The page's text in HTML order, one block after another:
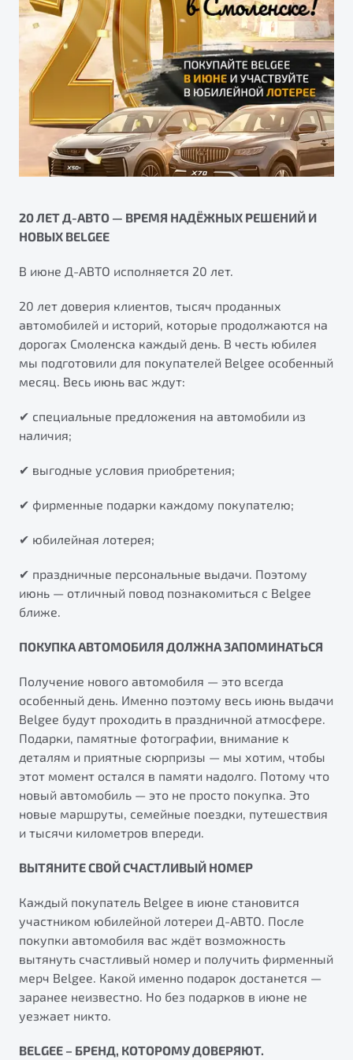
Яркий кроссовер
от 2 219 990 ₽*
Обзор В наличии
S50
Элегантный и практичный седан
от 1 699 990 ₽*
Универсальный кроссовер
от 2 499 990 ₽*
Обзор В наличии
Автокредит
Трейд-ин
Страхование
Узнайте о специальных выгодах при покупке
автомобиля Belgee
Подробно
Автомобили в наличии
Автокредит
Калькулятор ТО
Антибактериальная обработка кондиционера Belgee
Приятные мелочи Belgee
Гарантия Belgee
Belgee Линк
Belgee Плюс
Реферальная программа
Клиентская поддержка
"Помощь на дорогах"
Преимущества программы
Калькулятор ТО
Клиентская поддержка
О дилерском центре
Правовая информация
20 ЛЕТ Д-АВТО — ВРЕМЯ НАДЁЖНЫХ РЕШЕНИЙ И
НОВЫХ BELGEE
В июне Д-АВТО исполняется 20 лет.
20 лет доверия клиентов, тысяч проданных
автомобилей и историй, которые продолжаются на
дорогах Смоленска каждый день. В честь юбилея
мы подготовили для покупателей Belgee особенный
месяц. Весь июнь вас ждут:
✔ специальные предложения на автомобили из
наличия;
✔ выгодные условия приобретения;
✔ фирменные подарки каждому покупателю;
✔ юбилейная лотерея;
✔ праздничные персональные выдачи. Поэтому
июнь — отличный повод познакомиться с Belgee
ближе.
ПОКУПКА АВТОМОБИЛЯ ДОЛЖНА ЗАПОМИНАТЬСЯ
Получение нового автомобиля — это всегда
особенный день. Именно поэтому весь июнь выдачи
Belgee будут проходить в праздничной атмосфере.
Подарки, памятные фотографии, внимание к
деталям и приятные сюрпризы — мы хотим, чтобы
этот момент остался в памяти надолго. Потому что
новый автомобиль — это не просто покупка. Это
новые маршруты, семейные поездки, путешествия
и тысячи километров впереди.
ВЫТЯНИТЕ СВОЙ СЧАСТЛИВЫЙ НОМЕР
Каждый покупатель Belgee в июне становится
участником юбилейной лотереи Д-АВТО. После
покупки автомобиля вас ждёт возможность
вытянуть счастливый номер и получить фирменный
мерч Belgee. Какой именно подарок достанется —
заранее неизвестно. Но без подарков в июне не
уезжает никто.
BELGEE – БРЕНД, КОТОРОМУ ДОВЕРЯЮТ.